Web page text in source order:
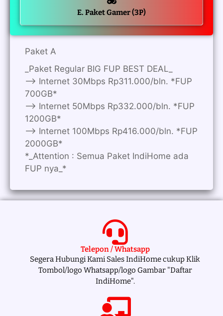
E. Paket Gamer (3P)
Paket A
_Paket Regular BIG FUP BEST DEAL_
—> Internet 30Mbps Rp311.000/bln. *FUP
700GB*
—> Internet 50Mbps Rp332.000/bln. *FUP
1200GB*
—> Internet 100Mbps Rp416.000/bln. *FUP
2000GB*
*_Attention : Semua Paket IndiHome ada
FUP nya_*
Telepon / Whatsapp
Segera Hubungi Kami Sales IndiHome cukup Klik
Tombol/logo Whatsapp/logo Gambar "Daftar
IndiHome".